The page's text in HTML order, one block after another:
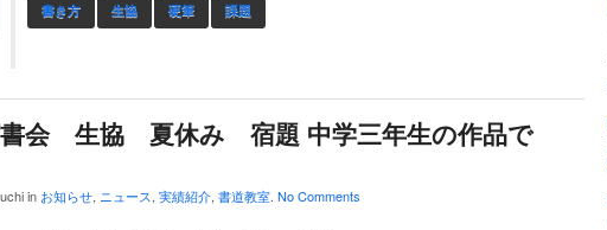
書き方 生協 硬筆 課題
会 生協 夏休み 宿題 中学三年生の作品で
in お知らせ, ニュース, 実績紹介, 書道教室. No Comments